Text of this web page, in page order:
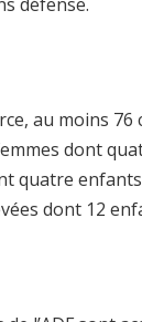
au moins
dont
quatre
dont 12